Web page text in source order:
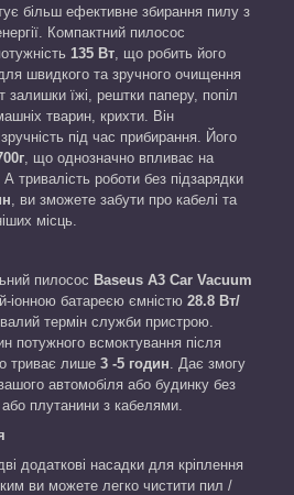
більш ефективне збирання пилу з
Компактний пилосос
135 Вт , що робить його
швидкого та зручного очищення
залишки їжі, рештки паперу, попіл
тварин, крихти. Він
під час прибирання. Його
0г , що однозначно впливає на
тривалість роботи без підзарядки
, ви зможете забути про кабелі та
місць.
пилосос Baseus A3 Car Vacuum
іонною батареєю ємністю 28.8 Вт/
термін служби пристрою.
потужного всмоктування після
триває лише 3 -5 годин . Дає змогу
автомобіля або будинку без
плутанини з кабелями.
додаткові насадки для кріплення
ви можете легко чистити пил /